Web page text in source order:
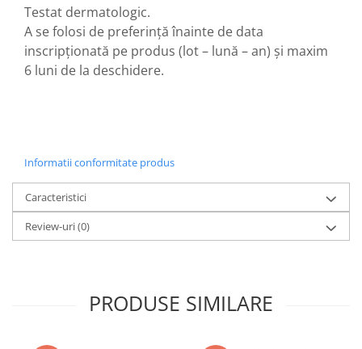
Testat dermatologic.
A se folosi de preferință înainte de data
inscripționată pe produs (lot – lună – an) și maxim
6 luni de la deschidere.
Informatii conformitate produs
Caracteristici
Review-uri(0)
PRODUSE SIMILARE